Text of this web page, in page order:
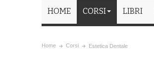
HOME CORSI LIBRI
Home Corsi Estetica Dentale